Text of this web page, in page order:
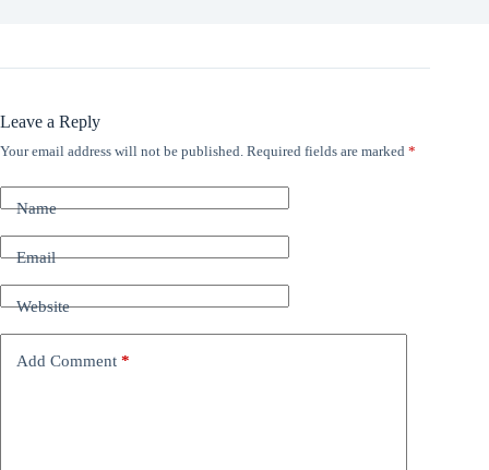
Leave a Reply
Your email address will not be published. Required fields are marked *
Name
Email
Website
Add Comment *